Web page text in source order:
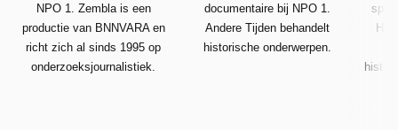
NPO 1. Zembla is een
productie van BNNVARA en
richt zich al sinds 1995 op
onderzoeksjournalistiek.
documentaire bij NPO 1.
Andere Tijden behandelt
historische onderwerpen.
Het